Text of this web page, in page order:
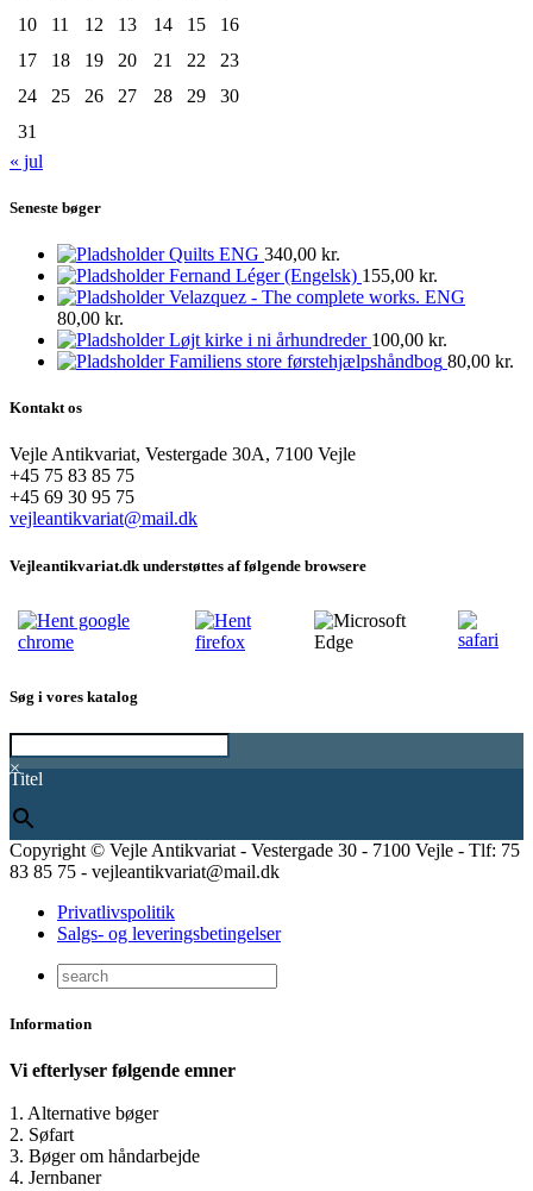
10
11 12 13 14 15
16
17
18 19 20 21 22
23
24
25 26 27 28 29
30
31
« jul
Seneste bøger
Quilts ENG 340,00 kr.
Fernand Léger (Engelsk) 155,00 kr.
Velazquez - The complete works. ENG
80,00 kr.
Løjt kirke i ni århundreder 100,00 kr.
Familiens store førstehjælpshåndbog 80,00 kr.
Kontakt os
Vejle Antikvariat, Vestergade 30A, 7100 Vejle
+45 75 83 85 75
+45 69 30 95 75
vejleantikvariat@mail.dk
Vejleantikvariat.dk understøttes af følgende browsere
Søg i vores katalog
×
Titel
Copyright © Vejle Antikvariat - Vestergade 30 - 7100 Vejle - Tlf: 75
83 85 75 - vejleantikvariat@mail.dk
Privatlivspolitik
Salgs- og leveringsbetingelser
Information
Vi efterlyser følgende emner
1. Alternative bøger
2. Søfart
3. Bøger om håndarbejde
4. Jernbaner